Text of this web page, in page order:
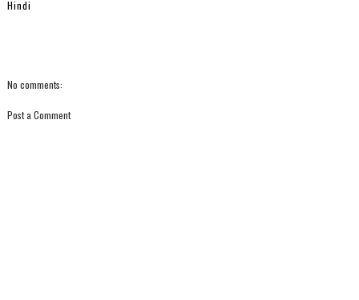
Hindi
No comments:
Post a Comment